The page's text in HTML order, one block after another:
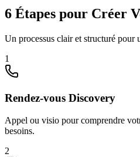
6 Étapes pour Créer
Un processus clair et structuré pour
1
Rendez-vous Discovery
Appel ou visio pour comprendre
besoins.
2